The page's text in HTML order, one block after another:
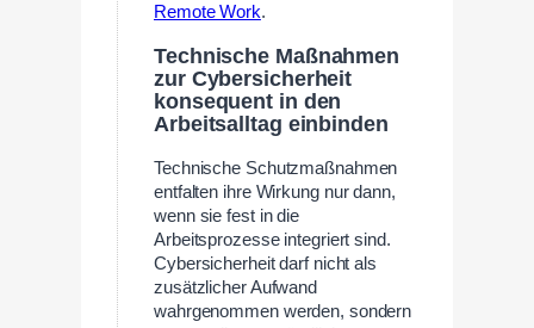
Remote Work.
Technische Maßnahmen
zur Cybersicherheit
konsequent in den
Arbeitsalltag einbinden
Technische Schutzmaßnahmen
entfalten ihre Wirkung nur dann,
wenn sie fest in die
Arbeitsprozesse integriert sind.
Cybersicherheit darf nicht als
zusätzlicher Aufwand
wahrgenommen werden, sondern